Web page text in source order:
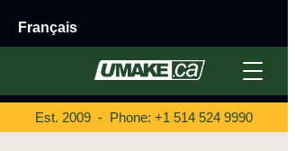
Français
Est. 2009 - Phone: +1 514 524 9990